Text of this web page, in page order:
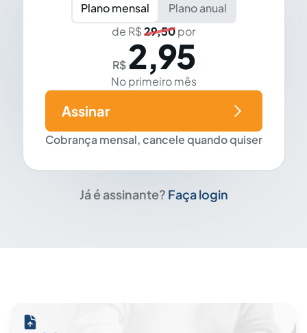
Plano mensal
Plano anual
de R$29,50por
R$ 2,95
No primeiro mês
Cobrança mensal, cancele quando quiser
Assinar
Já é assinante? Faça login